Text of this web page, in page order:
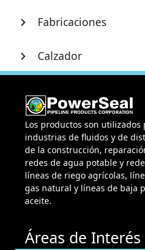
chevron_right Fabricaciones
chevron_right Calzador
Los productos son
industrias de fluidos y de
de la construcción,
redes de agua potable y
líneas de riego agrícolas,
gas natural y líneas de baja
aceite.
Áreas de Interés